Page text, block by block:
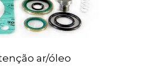
ar/óleo